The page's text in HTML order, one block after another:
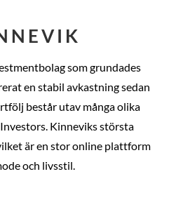
som grundades
en stabil avkastning sedan
består utav många olika
Kinneviks största
är en stor online plattform
och livsstil.